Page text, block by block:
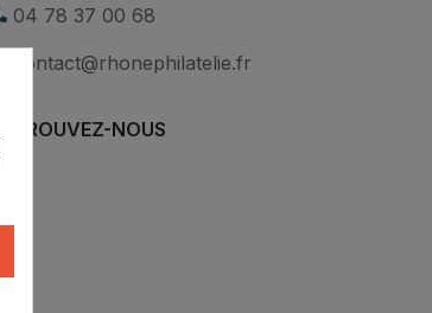
04 78 37 00 68
contact@rhonephilatelie.fr
RETROUVEZ-NOUS